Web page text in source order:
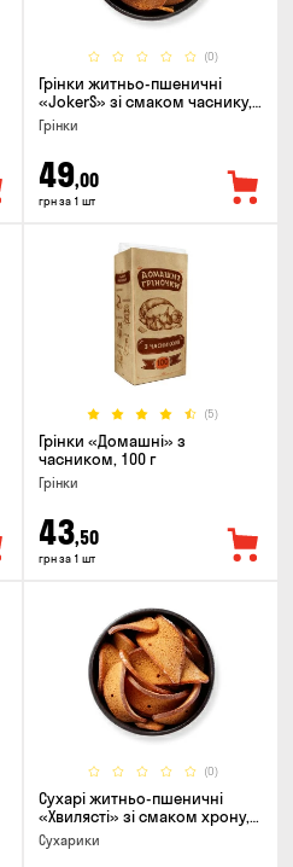
(0)
Грінки житньо-пшеничні
«JokerS» зі смаком часнику,
80 г
Грінки
49,00
грн за 1 шт
(5)
Грінки «Домашні» з
часником, 100 г
Грінки
43,50
грн за 1 шт
(0)
Сухарі житньо-пшеничні
«Хвилясті» зі смаком хрону,
75г
Сухарики